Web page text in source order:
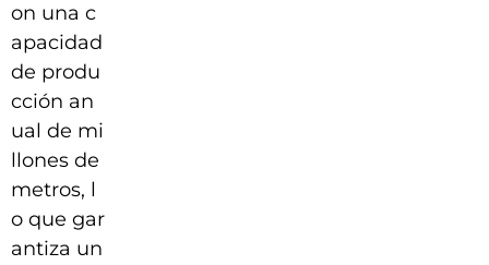
on una c
apacidad
de produ
cción an
ual de mi
llones de
metros, l
o que gar
antiza un